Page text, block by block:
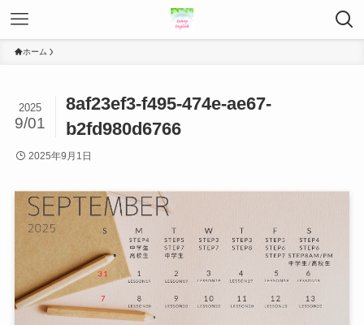
ホーム
8af23ef3-f495-474e-ae67-
b2fd980d6766
2025
9/01
2025年9月1日